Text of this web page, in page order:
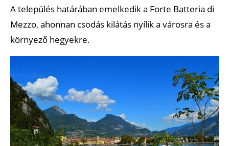
A település határában emelkedik a Forte Batteria di
Mezzo, ahonnan csodás kilátás nyílik a városra és a
környező hegyekre.